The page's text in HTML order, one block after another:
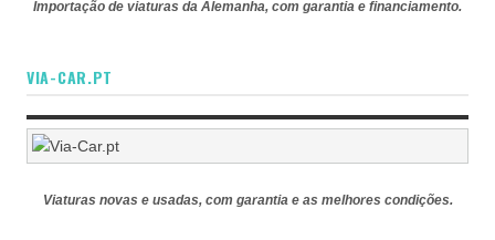
Importação de viaturas da Alemanha, com garantia e financiamento.
VIA-CAR.PT
Viaturas novas e usadas, com garantia e as melhores condições.